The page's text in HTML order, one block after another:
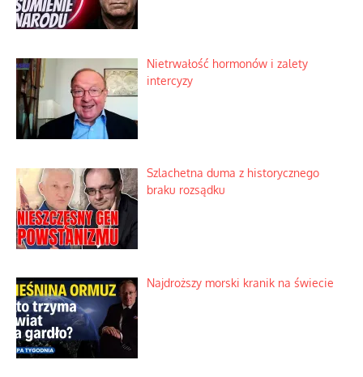
Nietrwałość hormonów i zalety
intercyzy
Szlachetna duma z historycznego
braku rozsądku
Najdroższy morski kranik na świecie